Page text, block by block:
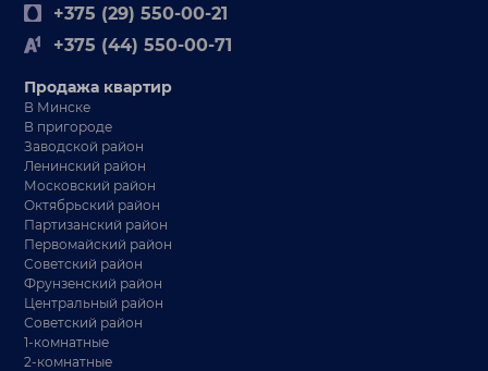
+375 (29) 550-00-21
+375 (44) 550-00-71
Продажа квартир
В Минске
В пригороде
Заводской район
Ленинский район
Московский район
Октябрьский район
Партизанский район
Первомайский район
Советский район
Фрунзенский район
Центральный район
Советский район
1-комнатные
2-комнатные